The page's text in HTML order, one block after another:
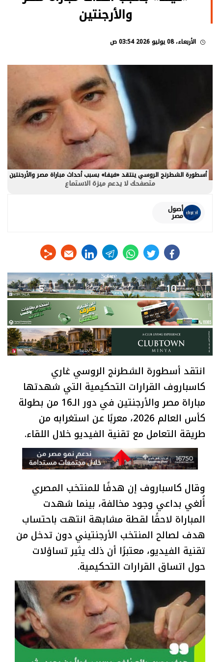
والأرجنتين
الأربعاء، 08 يوليو 2026 03:54 ص
أسطورة الشطرنج الروسي ينتقد «فيفا» بسبب أحداث مباراة مصر والأرجنتين
متصفحك لا يدعم ميزة الاستماع
أصول
مصر
facebook
twitter
whats
telegram
linkedin
انتقد أسطورة الشطرنج الروسي غاري
كاسباروف القرارات التحكيمية التي شهدتها
مباراة مصر والأرجنتين في دور الـ16 من بطولة
كأس العالم 2026، معربًا عن استغرابه من
طريقة التعامل مع تقنية الفيديو خلال اللقاء.
وقال كاسباروف إن هدفًا للمنتخب المصري
أُلغي بداعي وجود مخالفة، بينما شهدت
المباراة لاحقًا لقطة مشابهة انتهت باحتساب
هدف لصالح المنتخب الأرجنتيني دون تدخل من
تقنية الفيديو، معتبرًا أن ذلك يثير تساؤلات
حول اتساق القرارات التحكيمية.